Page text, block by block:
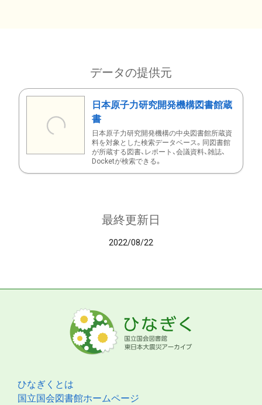
データの提供元
日本原子力研究開発機構図書館蔵
書
日本原子力研究開発機構の中央図書館所蔵資
料を対象とした検索データベース。同図書館
が所蔵する図書、レポート、会議資料、雑誌、
Docketが検索できる。
最終更新日
2022/08/22
ひなぎくとは
国立国会図書館ホームページ